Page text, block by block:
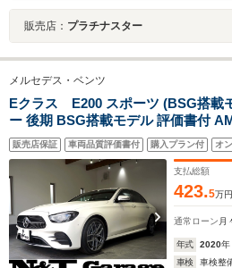
販売店： プラチナスター
メルセデス・ベンツ
Eクラス E200 スポーツ (BSG搭
ー 後期 BSG搭載モデル 評価書付
エクスクルーシブPKG エアバラン
ウンド HUD 19インチAW
販売店保証 車両品質評価書付 購入プラン付 オ
支払総額
423.5万円
通常ローン 月
年式 2020年
車検
車検整